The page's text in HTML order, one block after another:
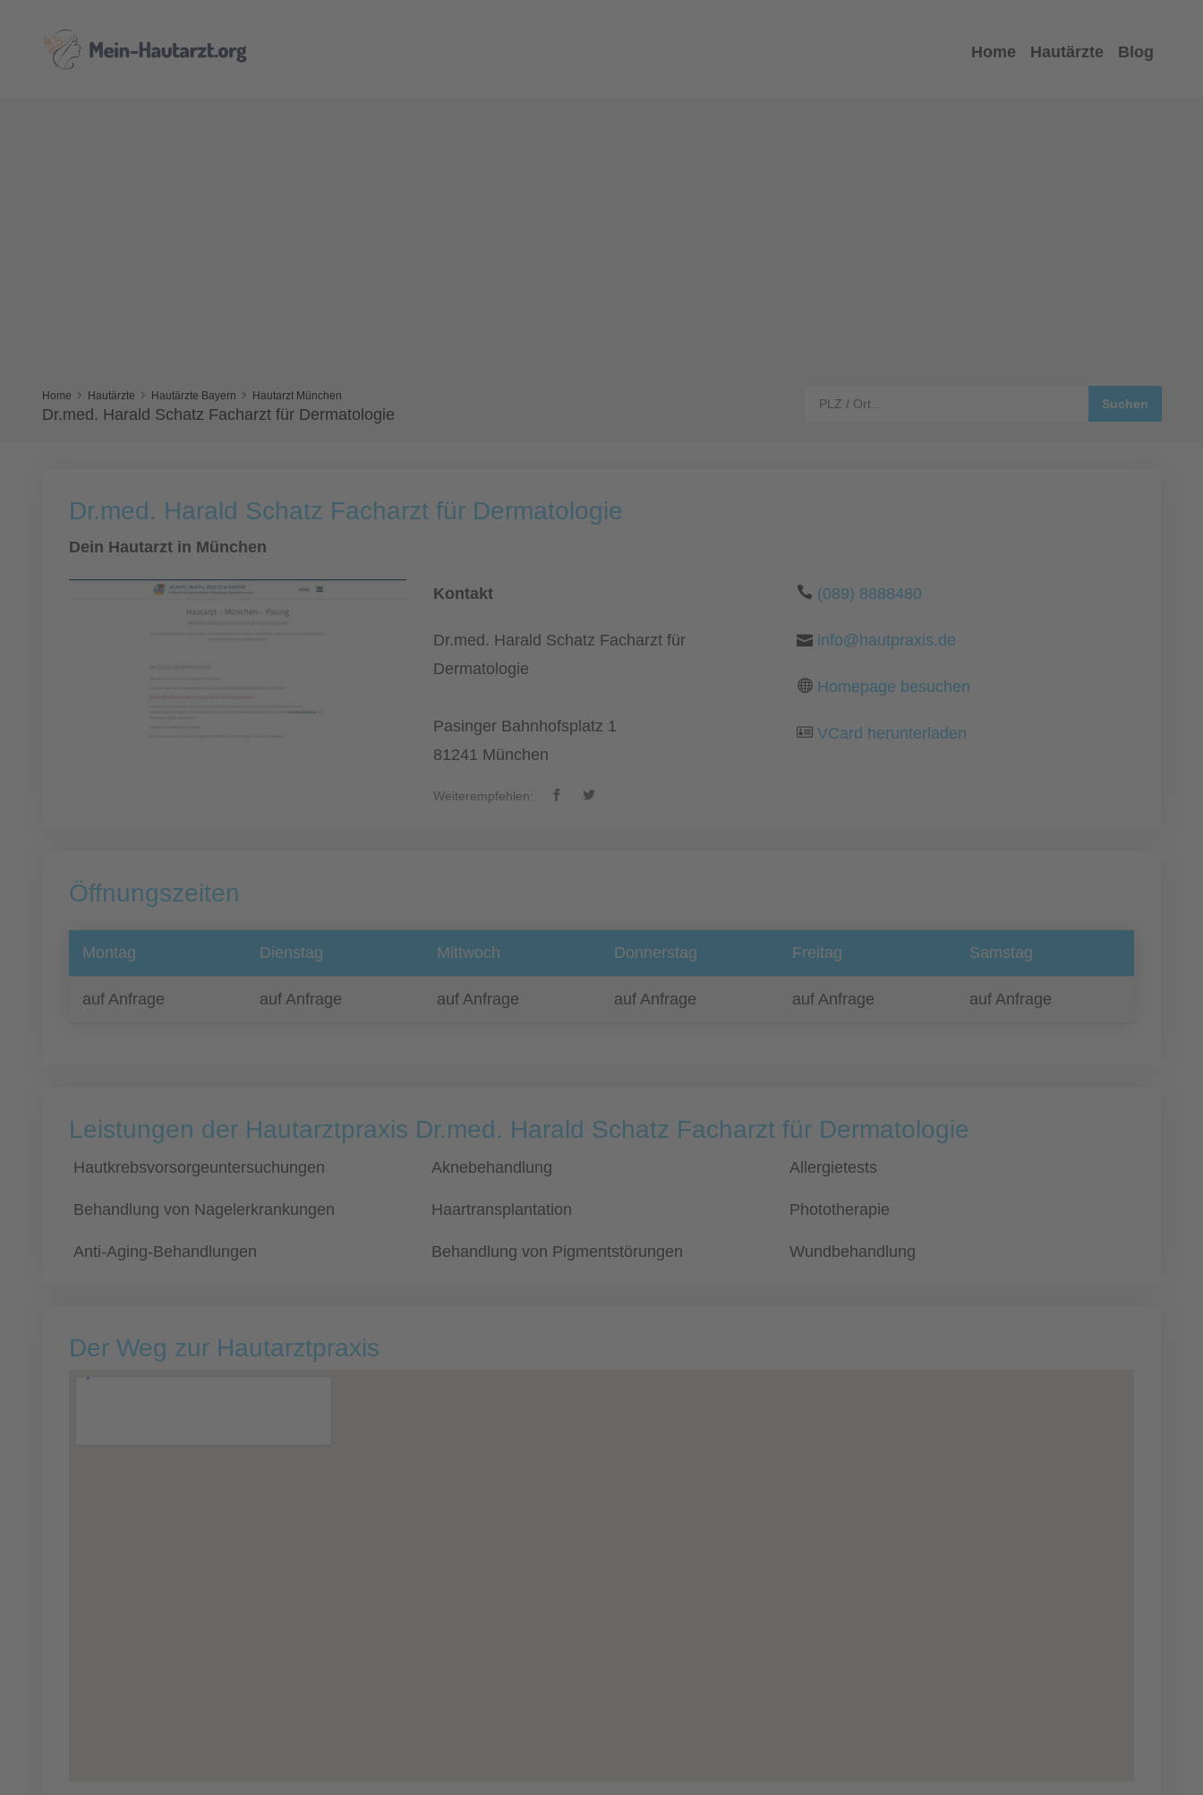
Home Hautärzte Blog
Home Hautärzte Hautärzte Bayern Hautarzt München
Dr.med. Harald Schatz Facharzt für Dermatologie
Dr.med. Harald Schatz Facharzt für Dermatologie
Dein Hautarzt in München
Kontakt
Dr.med. Harald Schatz Facharzt für
Dermatologie
Pasinger Bahnhofsplatz 1
81241 München
Weiterempfehlen:
(089) 8888480
info@hautpraxis.de
Homepage besuchen
VCard herunterladen
Öffnungszeiten
Montag Dienstag Mittwoch Donnerstag Freitag Samstag
auf Anfrage auf Anfrage auf Anfrage auf Anfrage auf Anfrage auf Anfrage
Leistungen der Hautarztpraxis Dr.med. Harald Schatz Facharzt für Dermatologie
Hautkrebsvorsorgeuntersuchungen Aknebehandlung Allergietests
Behandlung von Nagelerkrankungen Haartransplantation Phototherapie
Anti-Aging-Behandlungen Behandlung von Pigmentstörungen Wundbehandlung
Der Weg zur Hautarztpraxis